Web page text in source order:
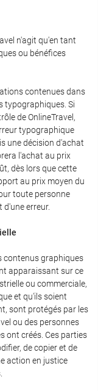
n'agit qu'en tant
ou bénéfices
contenues dans
typographiques. Si
de OnlineTravel,
typographique
une décision d'achat
l'achat au prix
dès lors que cette
au prix moyen du
toute personne
erreur.
contenus graphiques
apparaissant sur ce
ou commerciale,
et qu'ils soient
sont protégés par les
ou des personnes
ont créés. Ces parties
de copier et de
action en justice